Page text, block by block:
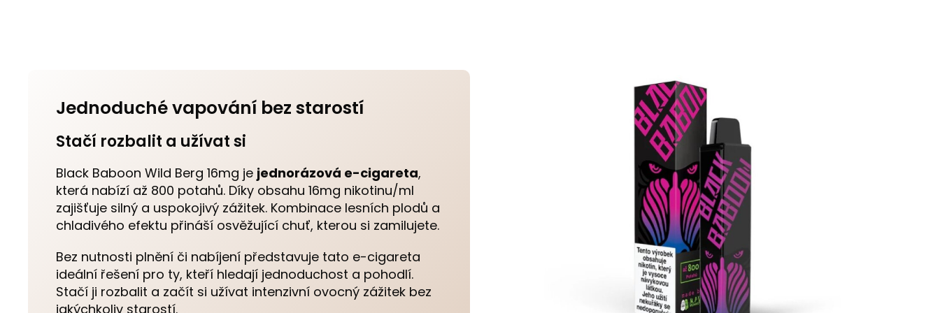
Jednoduché vapování bez starostí
Stačí rozbalit a užívat si
Black Baboon Wild Berg 16mg je jednorázová e-cigareta,
která nabízí až 800 potahů. Díky obsahu 16mg nikotinu/ml
zajišťuje silný a uspokojivý zážitek. Kombinace lesních plodů a
chladivého efektu přináší osvěžující chuť, kterou si zamilujete.
Bez nutnosti plnění či nabíjení představuje tato e-cigareta
ideální řešení pro ty, kteří hledají jednoduchost a pohodlí.
Stačí ji rozbalit a začít si užívat intenzivní ovocný zážitek bez
jakýchkoliv starostí.